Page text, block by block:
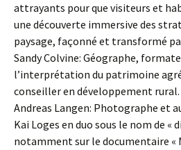
attrayants pour que visiteurs et
une découverte immersive des
paysage, façonné et transformé
Sandy Colvine: Géographe,
l’interprétation du patrimoine
conseiller en développement rural.
Andreas Langen: Photographe et
Kai Loges en duo sous le nom de «
notamment sur le documentaire «